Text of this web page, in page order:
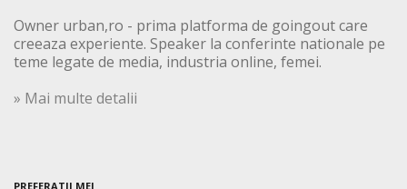
Owner urban,ro - prima platforma de goingout care
creeaza experiente. Speaker la conferinte nationale pe
teme legate de media, industria online, femei.
» Mai multe detalii
PREFERATII MEI